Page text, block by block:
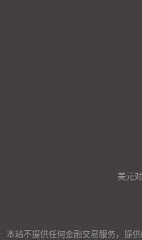
美元
本站不提供任何金融交易服务，提